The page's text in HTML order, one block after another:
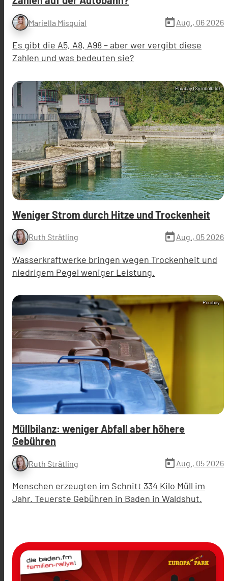
Mariella Misquial today Aug., 06 2026
Es gibt die A5, A8, A98 – aber wer vergibt diese
Zahlen und was bedeuten sie?
Pixabay (Symbolbild)
Weniger Strom durch Hitze und Trockenheit
Ruth Strätling today Aug., 05 2026
Wasserkraftwerke bringen wegen Trockenheit und
niedrigem Pegel weniger Leistung.
Pixabay
Müllbilanz: weniger Abfall aber höhere
Gebühren
Ruth Strätling today Aug., 05 2026
Menschen erzeugten im Schnitt 334 Kilo Müll im
Jahr. Teuerste Gebühren in Baden in Waldshut.